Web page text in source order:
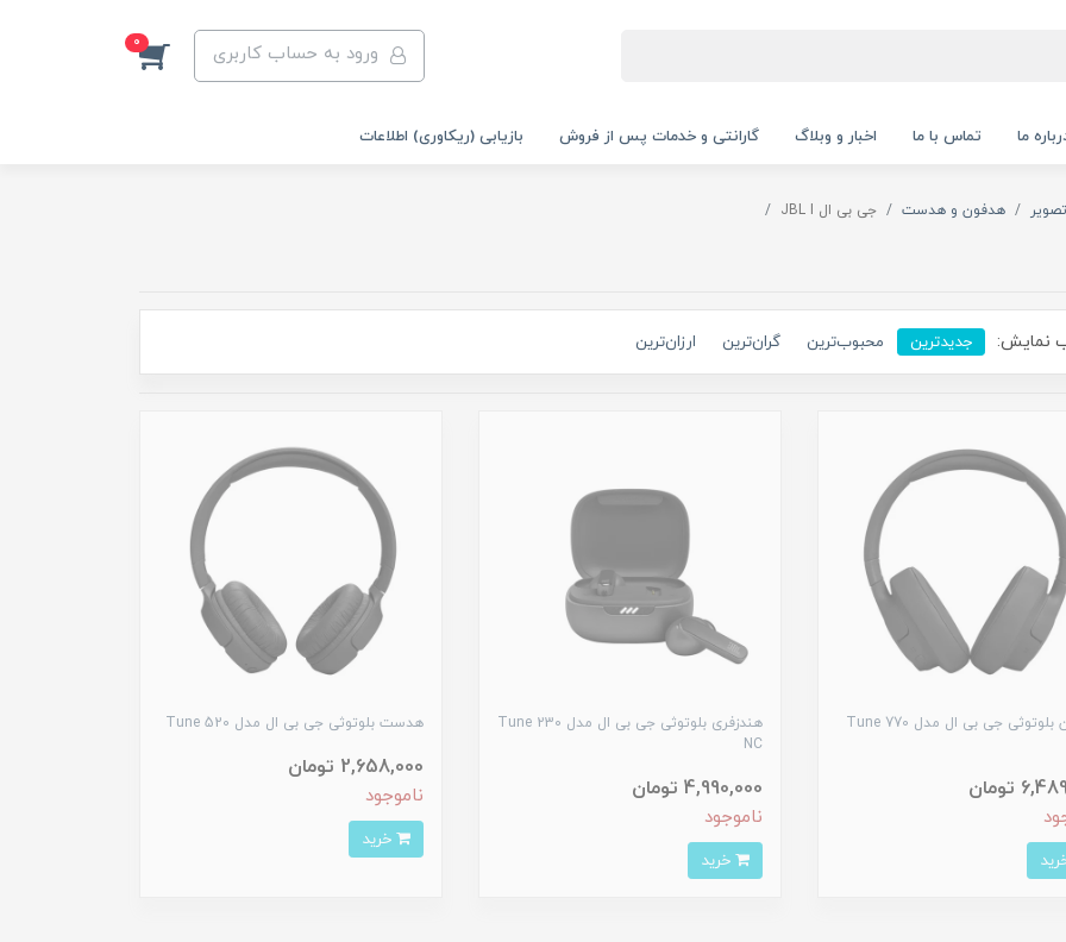
ورود به حساب کاربری 0
ما تماس با ما اخبار و وبلاگ گارانتی و خدمات پس از فروش بازیابی (ریکاوری) اطلاعات
هدفون و هدست جی بی ال JBL I
نمایش: جدیدترین محبوب‌ترین گران‌ترین ارزان‌ترین
هدفون بلوتوثی جی بی ال مدل Tune 770
تومان
هندزفری بلوتوثی جی بی ال مدل Tune 230
NC
4,990,000 تومان
ناموجود
خرید
هدست بلوتوثی جی بی ال مدل Tune 520
2,658,000 تومان
ناموجود
خرید